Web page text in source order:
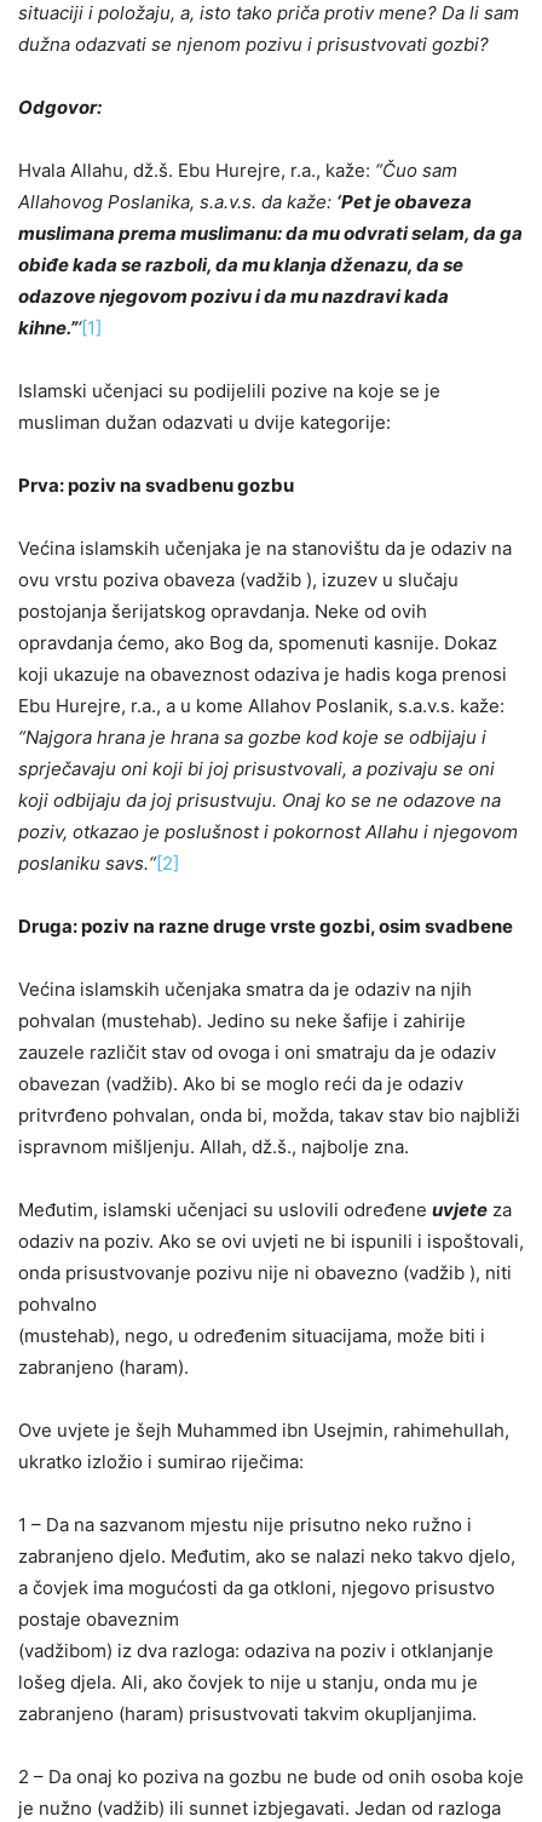
situaciji i položaju, a, isto tako priča protiv mene? Da li sam
dužna odazvati se njenom pozivu i prisustvovati gozbi?
Odgovor:
Hvala Allahu, dž.š. Ebu Hurejre, r.a., kaže: “Čuo sam
Allahovog Poslanika, s.a.v.s. da kaže: ‘Pet je obaveza
muslimana prema muslimanu: da mu odvrati selam, da ga
obiđe kada se razboli, da mu klanja dženazu, da se
odazove njegovom pozivu i da mu nazdravi kada
kihne.”‘[1]
Islamski učenjaci su podijelili pozive na koje se je
musliman dužan odazvati u dvije kategorije:
Prva: poziv na svadbenu gozbu
Većina islamskih učenjaka je na stanovištu da je odaziv na
ovu vrstu poziva obaveza (vadžib ), izuzev u slučaju
postojanja šerijatskog opravdanja. Neke od ovih
opravdanja ćemo, ako Bog da, spomenuti kasnije. Dokaz
koji ukazuje na obaveznost odaziva je hadis koga prenosi
Ebu Hurejre, r.a., a u kome Allahov Poslanik, s.a.v.s. kaže:
“Najgora hrana je hrana sa gozbe kod koje se odbijaju i
sprječavaju oni koji bi joj prisustvovali, a pozivaju se oni
koji odbijaju da joj prisustvuju. Onaj ko se ne odazove na
poziv, otkazao je poslušnost i pokornost Allahu i njegovom
poslaniku savs.“[2]
Druga: poziv na razne druge vrste gozbi, osim svadbene
Većina islamskih učenjaka smatra da je odaziv na njih
pohvalan (mustehab). Jedino su neke šafije i zahirije
zauzele različit stav od ovoga i oni smatraju da je odaziv
obavezan (vadžib). Ako bi se moglo reći da je odaziv
pritvrđeno pohvalan, onda bi, možda, takav stav bio najbliži
ispravnom mišljenju. Allah, dž.š., najbolje zna.
Međutim, islamski učenjaci su uslovili određene uvjete za
odaziv na poziv. Ako se ovi uvjeti ne bi ispunili i ispoštovali,
onda prisustvovanje pozivu nije ni obavezno (vadžib ), niti
pohvalno
(mustehab), nego, u određenim situacijama, može biti i
zabranjeno (haram).
Ove uvjete je šejh Muhammed ibn Usejmin, rahimehullah,
ukratko izložio i sumirao riječima:
1 – Da na sazvanom mjestu nije prisutno neko ružno i
zabranjeno djelo. Međutim, ako se nalazi neko takvo djelo,
a čovjek ima mogućosti da ga otkloni, njegovo prisustvo
postaje obaveznim
(vadžibom) iz dva razloga: odaziva na poziv i otklanjanje
lošeg djela. Ali, ako čovjek to nije u stanju, onda mu je
zabranjeno (haram) prisustvovati takvim okupljanjima.
2 – Da onaj ko poziva na gozbu ne bude od onih osoba koje
je nužno (vadžib) ili sunnet izbjegavati. Jedan od razloga